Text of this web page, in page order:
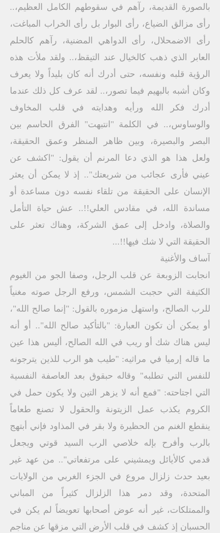
بالصورة القديمة، رآهم في سقوطهم الكامل العظيم،..
رأى مزالق الضياع، رأى البوار بل رأى الخراب المباغت،
رأى الاضمحلال، رأى الدواهي المضنية، رآهم كالحلم
العابر الذي ذهب كالخيال عند التيقظ،.. ولقد ملأت هذه
الرؤية قلبه ونفسه، حتى أدرك أنه كان بليداً ولا يعرف
وكان أشبه بالبهيم فيما تصور،.. لقد عرف كل ذلك عندما
أدرك فكر الله ورأيه وهدايته في قلب المخاوف
والوساوس،.. في الكلمة "انتبهت" الفرق الحاسم بين
البصر والبصيرة، وبين ظاهر المنظر وعمق الحقيقة،
ولعل هذا هو الذي دعا المرنم أن يقول: "اكشف عن
عيني فأرى عجائب من شريعتك".. إذ لا يمكن أن يعثر
الإنسان على الحقيقة من تلقاء نفسه دون مساعدة أو
مساندة الله، في مقادس العلي!!.. عش حياة التأمل
والصلاة، وادخل إلى عمق الشركة، وهناك تعثر على
الحقيقة التي لا شك فيها!!...
آساف والأغنية
انجابت الزوبعة عن قلب الرجل، وصفا الجو من الغيوم
الكثيفة التي حجبت الشمس، ورفع الرجل صوته مغنياً
للرب الصالح، واستهل مزموره بالقول: "إنما صالح الله"،
أو يمكن أن تكون العبارة: "بالتأكيد صالح الله".. أو أنه
ليس هناك شك أو ريب في الله الصالح، أليس هذا عين
ما قاله إرميا في مراثيه: "طيب هو الرب للذين يترجونه
للنفس التي تطلبه" وقاله حبقوق بعد العاصفة النفسية
التي اجتاحته: "فمع أنه لا يزهر التين ولا يكون حمل في
الكروم يكذب عمل الزيتونة والحقول لا تصنع طعاماً
ينقطع الغنم من الحظيرة ولا بقر في المذاود فإني أبتهج
بالرب وأفرح بإله خلاصي الرب السيد قوتي ويجعل
قدمي كالأيائل ويمشيني على مرتفعاتي".. من عهد غير
بعيد حدث زلزال مروع في الجزء الغربي من الولايات
المتحدة، وقد دمر هذا الزلزال كثيراً من المباني
والممتلكات، غير أنه عوض أصحابها تعويضاً لم يكن في
الحسبان إذ كشف في قلب الأرض التي مزقها عن مناجم